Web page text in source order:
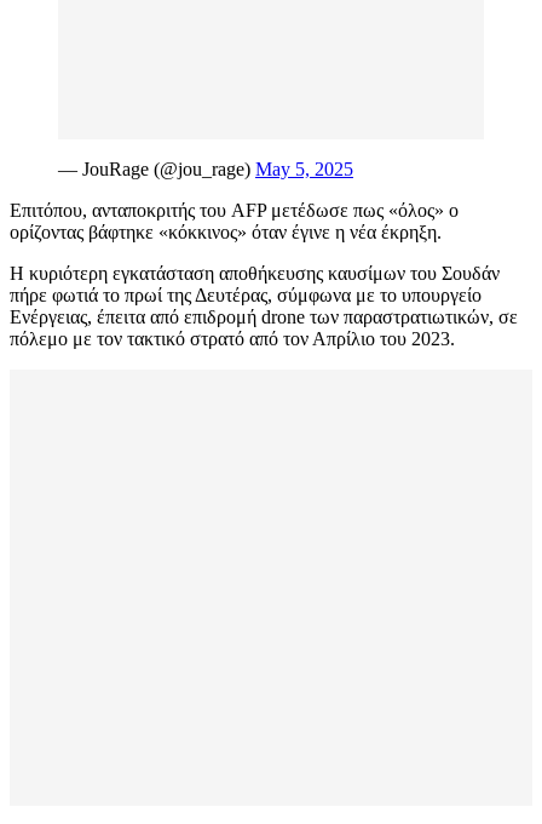
— JouRage (@jou_rage) May 5, 2025
Επιτόπου, ανταποκριτής του AFP μετέδωσε πως «όλος» ο
ορίζοντας βάφτηκε «κόκκινος» όταν έγινε η νέα έκρηξη.
Η κυριότερη εγκατάσταση αποθήκευσης καυσίμων του Σουδάν
πήρε φωτιά το πρωί της Δευτέρας, σύμφωνα με το υπουργείο
Ενέργειας, έπειτα από επιδρομή drone των παραστρατιωτικών, σε
πόλεμο με τον τακτικό στρατό από τον Απρίλιο του 2023.